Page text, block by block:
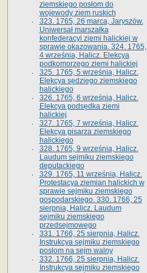
ziemskiego posłom do
wojewody ziem ruskich
323. 1765, 26 marca, Jaryszów.
Uniwersał marszałka
konfederacyi ziemi halickiej w
sprawie okazowania. 324. 1765,
4 września, Halicz. Elekcya
podkomorzego ziemi halickiej
325. 1765, 5 września, Halicz.
Elekcya sędziego ziemskiego
halickiego
326. 1765, 6 września, Halicz.
Elekcya podsędka ziemi
halickiej
327. 1765, 7 września, Halicz.
Elekcya pisarza ziemskiego
halickiego
328. 1765, 9 września, Halicz.
Laudum sejmiku ziemskiego
deputackiego
329. 1765, 11 września, Halicz.
Protestacya ziemian halickich w
sprawie sejmiku ziemskiego
gospodarskiego. 330. 1766, 25
sierpnia, Halicz. Laudum
sejmiku ziemskiego
przedsejmowego
331. 1766, 25 sierpnia, Halicz.
Instrukcya sejmiku ziemskiego
posłom na sejm walny
332. 1766, 25 sierpnia, Halicz.
Instrukcya sejmiku ziemskiego